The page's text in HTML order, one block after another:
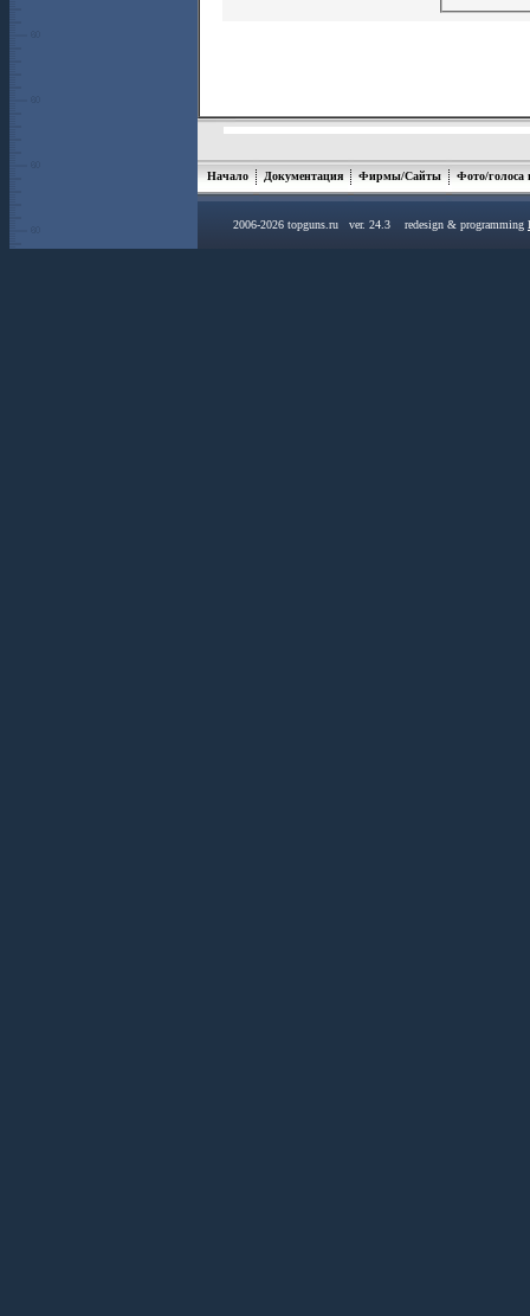
Начало Документация Фирмы/Сайты Фото/голоса
2006-2026 topguns.ru ver. 24.3 redesign & programming